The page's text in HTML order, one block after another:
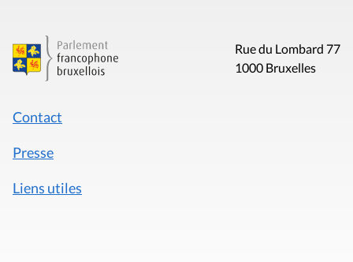
Rue du Lombard 77
1000 Bruxelles
Contact
Presse
Liens utiles